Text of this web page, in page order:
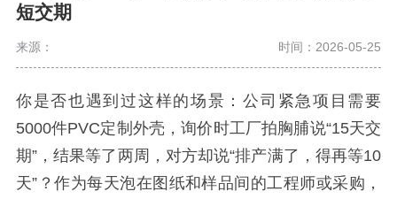
短交期
来源： 时间：2026-05-25
你是否也遇到过这样的场景：公司紧急项目需要
5000件PVC定制外壳，询价时工厂拍胸脯说“15天交
期”，结果等了两周，对方却说“排产满了，得再等10
天”？作为每天泡在图纸和样品间的工程师或采购，